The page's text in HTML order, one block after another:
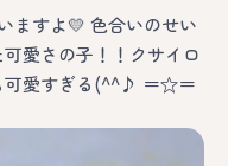
ますよ💛 色合いのせい
愛さの子！！クサイロ
可愛すぎる(^^♪ ＝☆＝